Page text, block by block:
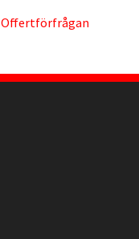
Offertförfrågan